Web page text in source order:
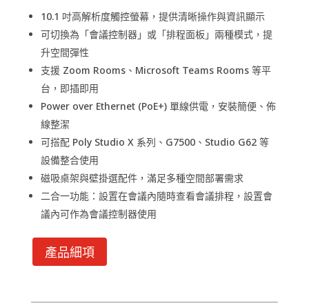
10.1 吋高解析度觸控螢幕，提供清晰操作與資訊顯示
可切換為「會議控制器」或「排程面板」兩種模式，提
升空間彈性
支援 Zoom Rooms、Microsoft Teams Rooms 等平
台，即插即用
Power over Ethernet (PoE+) 單線供電，安裝簡便、佈
線整潔
可搭配 Poly Studio X 系列、G7500、Studio G62 等
設備整合使用
磁吸桌架與壁掛選配件，滿足多種空間部署需求
二合一功能：設置在會議內隨時查看會議排程，設置會
議內可作為會議控制器使用
產品細項